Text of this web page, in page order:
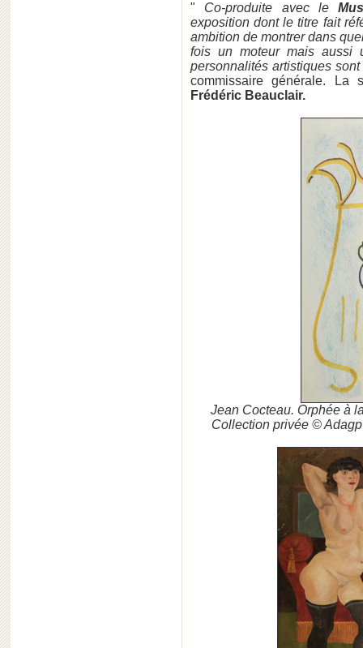
" Co-produite avec le
exposition dont le titre fait
ambition de montrer dans
fois un moteur mais aussi
personnalités artistiques
commissaire générale. La
Frédéric Beauclair.
Jean Cocteau. Orphée à
Collection privée ©